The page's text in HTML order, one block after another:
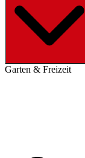
Garten & Freizeit